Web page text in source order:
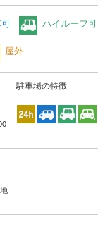
ハイルーフ可
屋外
駐車場の特徴